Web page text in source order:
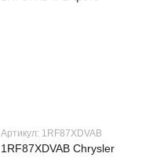
Артикул: 1RF87XDVAB
1RF87XDVAB Chrysler